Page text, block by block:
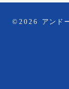
©2026 アンド